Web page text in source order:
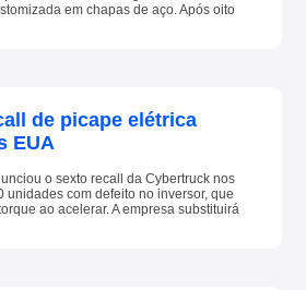
em chapas de aço. Após oito
de picape elétrica
EUA
o sexto recall da Cybertruck nos
unidades com defeito no inversor, que
ao acelerar. A empresa substituirá